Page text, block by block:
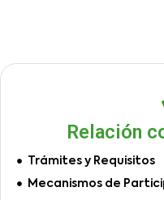
Relación
Trámites y Requisitos
Mecanismos de